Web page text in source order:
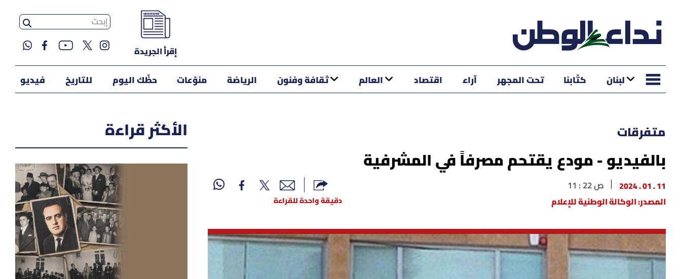
إقرأ الجريدة
لبنان كتّابنا تحت المجهر آراء اقتصاد العالم ثقافة وفنون الرياضة منوّعات حظّك اليوم للتاريخ فيديو
متفرقات
بالفيديو - مودع يقتحم مصرفاً في المشرفية
11 . 01 . 2024 11 : 22 ص
دقيقة واحدة للقراءة المصدر: الوكالة الوطنية للإعلام
الأكثر قراءة